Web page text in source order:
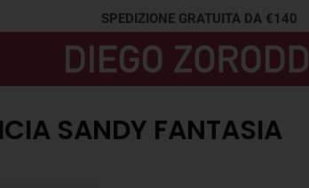
SPEDIZIONE GRATUITA DA €140
SANDY FANTASIA